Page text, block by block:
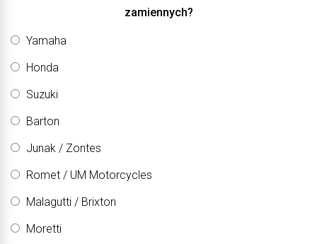
zamiennych?
Yamaha
Honda
Suzuki
Barton
Junak / Zontes
Romet / UM Motorcycles
Malagutti / Brixton
Moretti